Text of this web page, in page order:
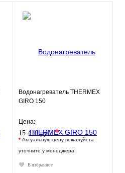
Водонагреватель THERMEX
GIRO 150
Цена:
15 410 руб.*
* Актуальную цену пожалуйста
уточните у менеджера
В избранное